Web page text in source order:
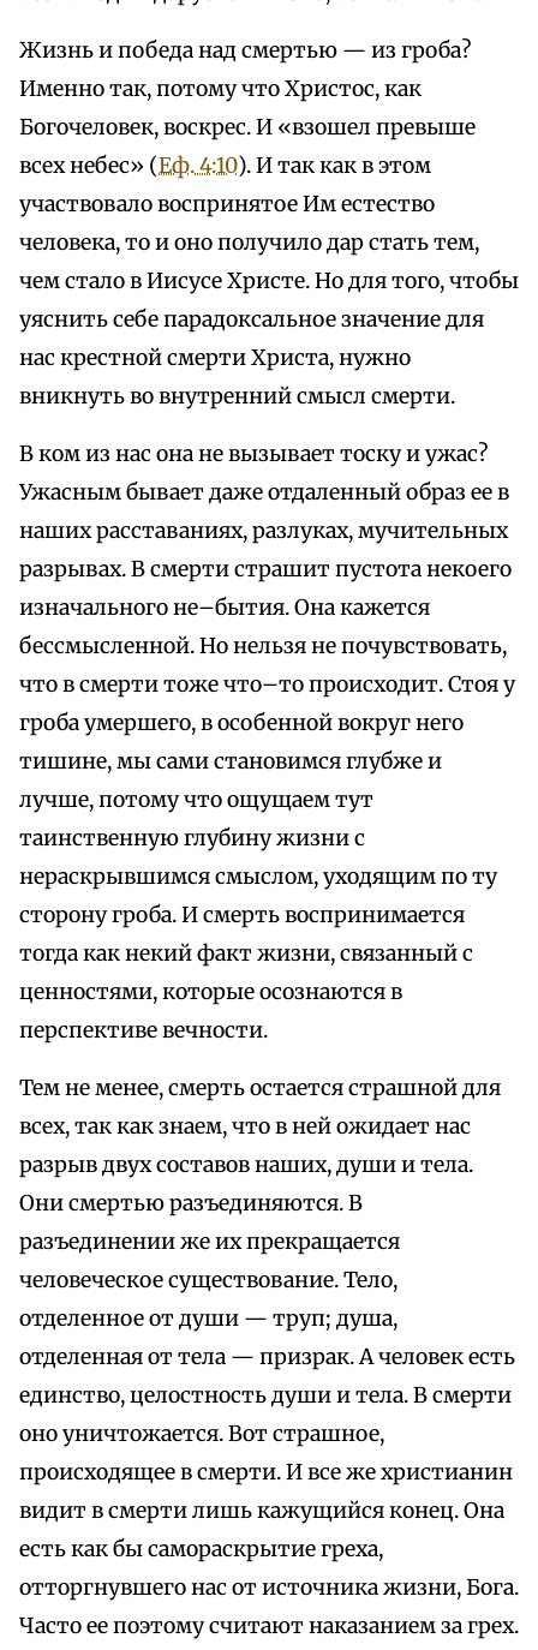
Жизнь и победа над смертью — из гроба?
Именно так, потому что Христос, как
Богочеловек, воскрес. И «взошел превыше
всех небес» (Еф. 4:10). И так как в этом
участвовало воспринятое Им естество
человека, то и оно получило дар стать тем,
чем стало в Иисусе Христе. Но для того, чтобы
уяснить себе парадоксальное значение для
нас крестной смерти Христа, нужно
вникнуть во внутренний смысл смерти.
В ком из нас она не вызывает тоску и ужас?
Ужасным бывает даже отдаленный образ ее в
наших расставаниях, разлуках, мучительных
разрывах. В смерти страшит пустота некоего
изначального не–бытия. Она кажется
бессмысленной. Но нельзя не почувствовать,
что в смерти тоже что–то происходит. Стоя у
гроба умершего, в особенной вокруг него
тишине, мы сами становимся глубже и
лучше, потому что ощущаем тут
таинственную глубину жизни с
нераскрывшимся смыслом, уходящим по ту
сторону гроба. И смерть воспринимается
тогда как некий факт жизни, связанный с
ценностями, которые осознаются в
перспективе вечности.
Тем не менее, смерть остается страшной для
всех, так как знаем, что в ней ожидает нас
разрыв двух составов наших, души и тела.
Они смертью разъединяются. В
разъединении же их прекращается
человеческое существование. Тело,
отделенное от души — труп; душа,
отделенная от тела — призрак. А человек есть
единство, целостность души и тела. В смерти
оно уничтожается. Вот страшное,
происходящее в смерти. И все же христианин
видит в смерти лишь кажущийся конец. Она
есть как бы самораскрытие греха,
отторгнувшего нас от источника жизни, Бога.
Часто ее поэтому считают наказанием за грех.